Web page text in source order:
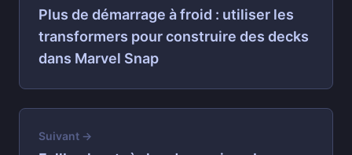
Plus de démarrage à froid : utiliser les
transformers pour construire des decks
dans Marvel Snap
Suivant →